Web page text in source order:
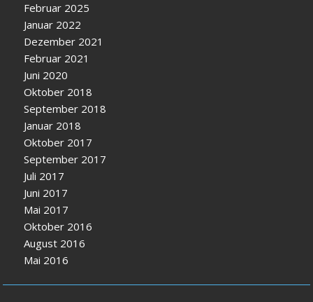
Februar 2025
Januar 2022
Dezember 2021
Februar 2021
Juni 2020
Oktober 2018
September 2018
Januar 2018
Oktober 2017
September 2017
Juli 2017
Juni 2017
Mai 2017
Oktober 2016
August 2016
Mai 2016